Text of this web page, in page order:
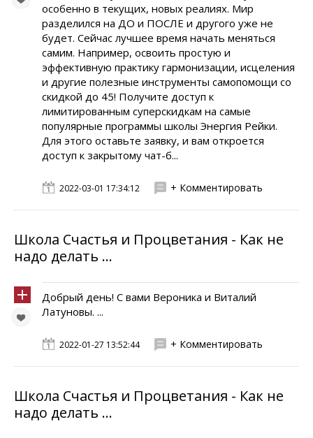
особенно в текущих, новых реалиях. Мир
разделился на ДО и ПОСЛЕ и другого уже не
будет. Сейчас лучшее время начать меняться
самим. Например, освоить простую и
эффективную практику гармонизации, исцеления
и другие полезные инструменты самопомощи со
скидкой до 45! Получите доступ к
лимитированным суперскидкам на самые
популярные программы школы Энергия Рейки.
Для этого оставьте заявку, и вам откроется
доступ к закрытому чат-б...
2022-03-01 17:34:12 + Комментировать
Школа Счастья и Процветания - Как не
надо делать ...
Добрый день! С вами Вероника и Виталий
Латуновы. ...
2022-01-27 13:52:44 + Комментировать
Школа Счастья и Процветания - Как не
надо делать ...